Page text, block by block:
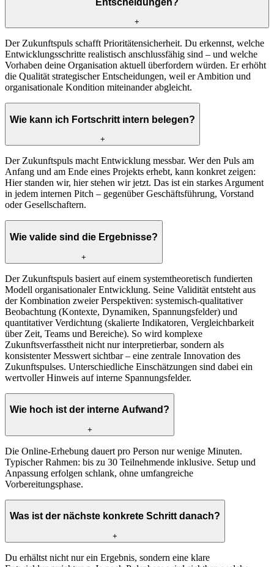
+
Der Zukunftspuls schafft Prioritätensicherheit. Du erkennst, welche
Entwicklungsschritte realistisch anschlussfähig sind – und welche
Vorhaben deine Organisation aktuell überfordern würden. Er erhöht
die Qualität strategischer Entscheidungen, weil er Ambition und
organisationale Kondition miteinander abgleicht.
Wie kann ich Fortschritt intern belegen?
+
Der Zukunftspuls macht Entwicklung messbar. Wer den Puls am
Anfang und am Ende eines Projekts erhebt, kann konkret zeigen:
Hier standen wir, hier stehen wir jetzt. Das ist ein starkes Argument
in jedem internen Pitch – gegenüber Geschäftsführung, Vorstand
oder Gesellschaftern.
Wie valide sind die Ergebnisse?
+
Der Zukunftspuls basiert auf einem systemtheoretisch fundierten
Modell organisationaler Entwicklung. Seine Validität entsteht aus
der Kombination zweier Perspektiven: systemisch-qualitativer
Beobachtung (Kontexte, Dynamiken, Spannungsfelder) und
quantitativer Verdichtung (skalierte Indikatoren, Vergleichbarkeit
über Zeit, Teams und Bereiche). So wird komplexe
Zukunftsverfasstheit nicht nur interpretierbar, sondern als
konsistenter Messwert sichtbar – eine zentrale Innovation des
Zukunftspulses. Unterschiedliche Einschätzungen sind dabei ein
wertvoller Hinweis auf interne Spannungsfelder.
Wie hoch ist der interne Aufwand?
+
Die Online-Erhebung dauert pro Person nur wenige Minuten.
Typischer Rahmen: bis zu 30 Teilnehmende inklusive. Setup und
Anpassung erfolgen schlank, ohne umfangreiche
Vorbereitungsphase.
Was ist der nächste konkrete Schritt danach?
+
Du erhältst nicht nur ein Ergebnis, sondern eine klare